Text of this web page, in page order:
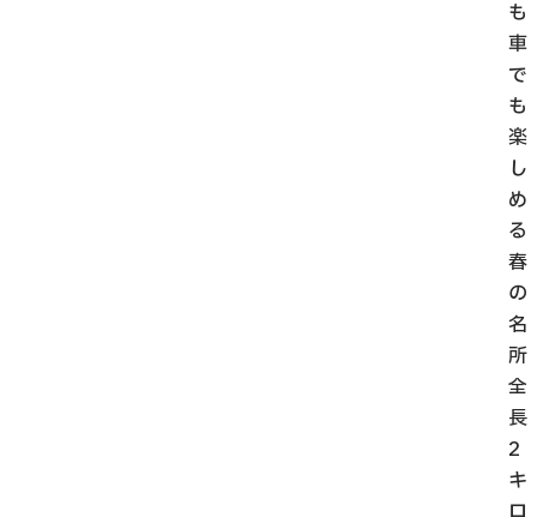
も
車
で
も
楽
し
め
る
春
の
名
所
全
長
2
キ